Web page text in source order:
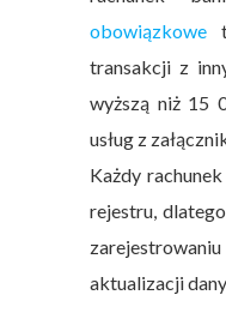
obowiązkowe
transakcji z
wyższą niż 15
usług z
Każdy
rejestru,
aktualizacji